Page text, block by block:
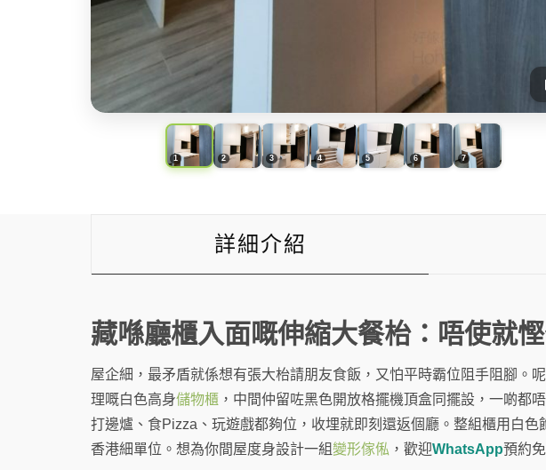
詳細介紹
藏喺廳櫃入面嘅伸縮大餐枱：唔使就
屋企細，最矛盾就係想有張大枱請朋友食飯，又怕平時霸位阻手阻腳。
理嘅白色高身儲物櫃 ，中間仲留咗黑色開放格擺機頂盒同擺設，一啲都
打邊爐、食Pizza、玩遊戲都夠位，收埋就即刻還返個廳。整組櫃用白
香港細單位。想為你間屋度身設計一組 變形傢俬 ，歡迎WhatsApp預約